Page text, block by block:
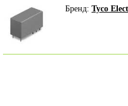
Бренд: Tyco